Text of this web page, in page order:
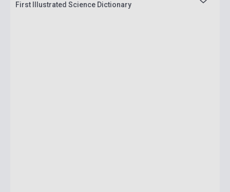
First Illustrated Science Dictionary